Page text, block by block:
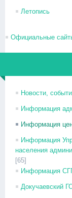
Летопись
Официальные
Новости,
Информация
Информация
Информация
населения
[65]
Информация
Докучаевский